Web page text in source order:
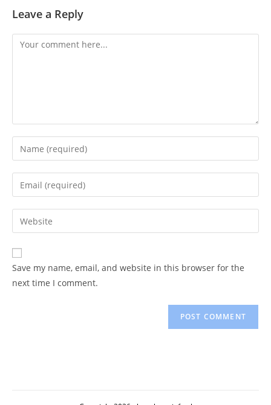
Leave a Reply
Comment
Enter
your
name
comment
Enter
your
email
address
comment
Enter
your
website
URL
(optional)
Save my name, email, and website in this browser for the
next time I comment.